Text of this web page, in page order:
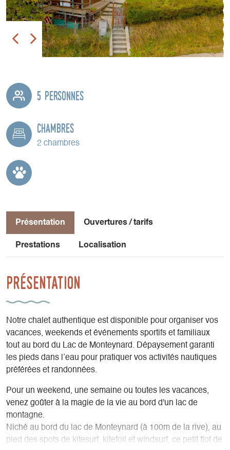
5 personnes
Chambres
2 chambres
Présentation Ouvertures / tarifs
Prestations Localisation
Présentation
Notre chalet authentique est disponible pour organiser vos
vacances, weekends et événements sportifs et familiaux
tout au bord du Lac de Monteynard. Dépaysement garanti
les pieds dans l’eau pour pratiquer vos activités nautiques
préférées et randonnées.
Pour un weekend, une semaine ou toutes les vacances,
venez goûter à la magie de la vie au bord d'un lac de
montagne.
Niché au bord du lac de Monteynard (à 100m de la rive), au
pied des spots de kitesurf, kitefoil et windsurf, ce petit îlot de